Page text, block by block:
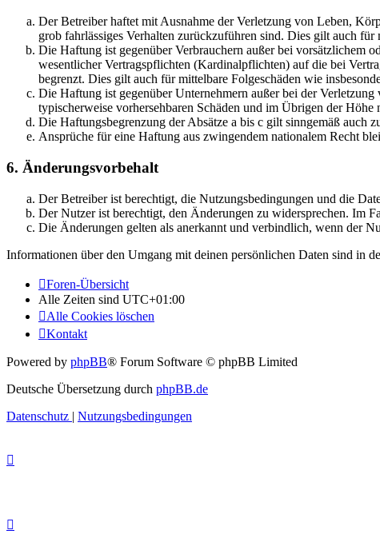
Der Betreiber haftet mit Ausnahme der Verletzung von Leben,
grob fahrlässiges Verhalten zurückzuführen sind. Dies gilt auch
Die Haftung ist gegenüber Verbrauchern außer bei vorsätzlichem
wesentlicher Vertragspflichten (Kardinalpflichten) auf die bei
begrenzt. Dies gilt auch für mittelbare Folgeschäden wie
Die Haftung ist gegenüber Unternehmern außer bei der
typischerweise vorhersehbaren Schäden und im Übrigen der
Die Haftungsbegrenzung der Absätze a bis c gilt sinngemäß auch
Ansprüche für eine Haftung aus zwingendem nationalem Recht
6. Änderungsvorbehalt
Der Betreiber ist berechtigt, die Nutzungsbedingungen und die
Der Nutzer ist berechtigt, den Änderungen zu widersprechen. Im
Die Änderungen gelten als anerkannt und verbindlich, wenn der
Informationen über den Umgang mit deinen persönlichen Daten sind in
Foren-Übersicht
Alle Zeiten sind UTC+01:00
Alle Cookies löschen
Kontakt
Powered by phpBB® Forum Software © phpBB Limited
Deutsche Übersetzung durch phpBB.de
Datenschutz | Nutzungsbedingungen